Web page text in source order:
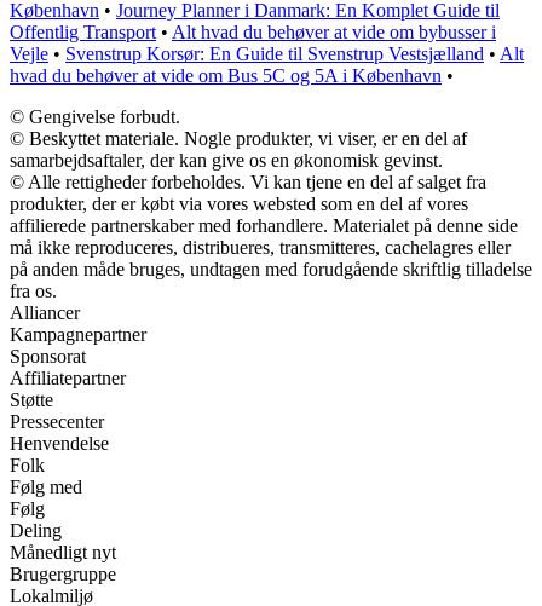
København • Journey Planner i Danmark: En Komplet Guide til
Offentlig Transport • Alt hvad du behøver at vide om bybusser i
Vejle • Svenstrup Korsør: En Guide til Svenstrup Vestsjælland • Alt
hvad du behøver at vide om Bus 5C og 5A i København •
© Gengivelse forbudt.
© Beskyttet materiale. Nogle produkter, vi viser, er en del af
samarbejdsaftaler, der kan give os en økonomisk gevinst.
© Alle rettigheder forbeholdes. Vi kan tjene en del af salget fra
produkter, der er købt via vores websted som en del af vores
affilierede partnerskaber med forhandlere. Materialet på denne side
må ikke reproduceres, distribueres, transmitteres, cachelagres eller
på anden måde bruges, undtagen med forudgående skriftlig tilladelse
fra os.
Alliancer
Kampagnepartner
Sponsorat
Affiliatepartner
Støtte
Pressecenter
Henvendelse
Folk
Følg med
Følg
Deling
Månedligt nyt
Brugergruppe
Lokalmiljø